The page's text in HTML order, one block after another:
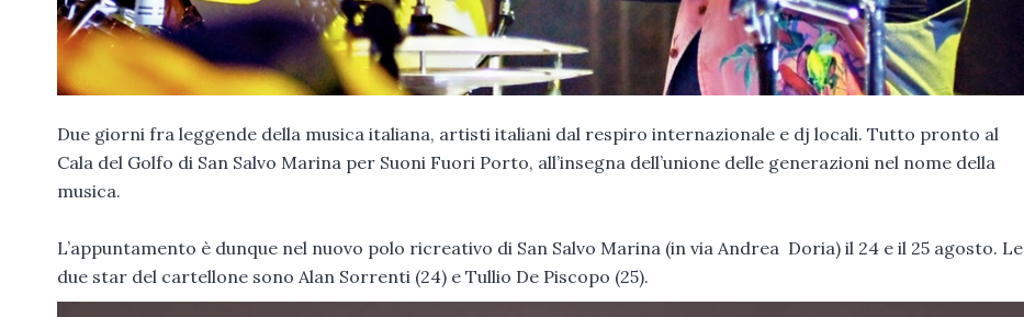
Due giorni fra leggende della musica italiana, artisti italiani dal respiro internazionale e dj locali. Tutto pronto al
Cala del Golfo di San Salvo Marina per Suoni Fuori Porto, all’insegna dell’unione delle generazioni nel nome della
musica.
L’appuntamento è dunque nel nuovo polo ricreativo di San Salvo Marina (in via Andrea Doria) il 24 e il 25 agosto. Le
due star del cartellone sono Alan Sorrenti (24) e Tullio De Piscopo (25).